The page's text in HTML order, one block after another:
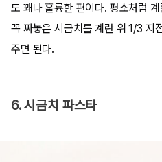
도 꽤나 훌륭한 편이다. 평소처럼
꼭 짜놓은 시금치를 계란 위 1/3 지
주면 된다.
6. 시금치 파스타